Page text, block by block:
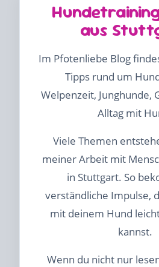
aus
Im Pfotenliebe Blog
Tipps rund um
Welpenzeit, Junghunde,
Alltag mit
Viele Themen
meiner Arbeit mit
in Stuttgart. So
verständliche Impulse,
mit deinem Hund
kannst.
Wenn du nicht nur